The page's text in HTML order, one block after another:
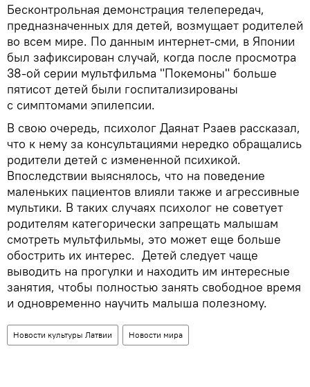
Бесконтрольная демонстрация телепередач,
предназначенных для детей, возмущает родителей
во всем мире. По данным интернет-сми, в Японии
был зафиксирован случай, когда после просмотра
38-ой серии мультфильма "Покемоны" больше
пятисот детей были госпитализированы
с симптомами эпилепсии.
В свою очередь, психолог Даянат Рзаев рассказал,
что к нему за консультациями нередко обращались
родители детей с измененной психикой.
Впоследствии выяснялось, что на поведение
маленьких пациентов влияли также и агрессивные
мультики. В таких случаях психолог не советует
родителям категорически запрещать малышам
смотреть мультфильмы, это может еще больше
обострить их интерес. Детей следует чаще
выводить на прогулки и находить им интересные
занятия, чтобы полностью занять свободное время
и одновременно научить малыша полезному.
Новости культуры Латвии Новости мира